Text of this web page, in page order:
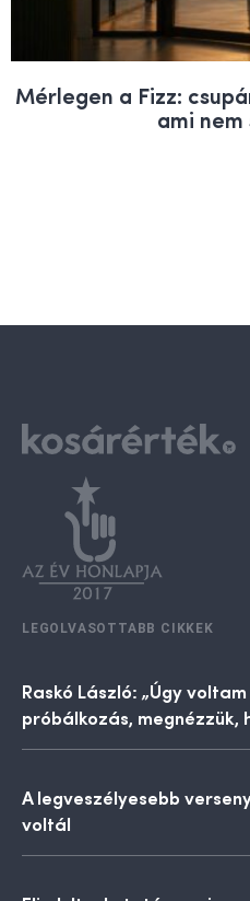
Mérlegen a Fizz:
ami
LEGOLVASOTTABB CIKKEK
Raskó László: „Úgy
próbálkozás, megnézzük,
A legveszélyesebb
voltál